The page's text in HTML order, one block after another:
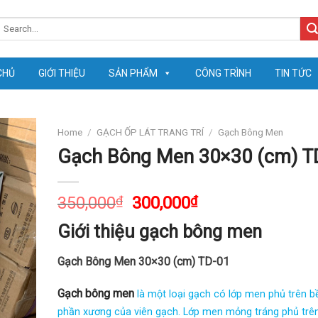
GIỚI THIỆU SẢN PHẨM CÔNG TRÌNH TIN TỨC
Home / GẠCH ỐP LÁT TRANG TRÍ / Gạch Bông Men
Gạch Bông Men 30×30 (cm)
350,000₫ 300,000₫
Giới thiệu gạch bông men
Gạch Bông Men 30×30 (cm) TD-01
Gạch bông men là một loại gạch có lớp men phủ trên
phần xương của viên gạch. Lớp men mỏng tráng phủ